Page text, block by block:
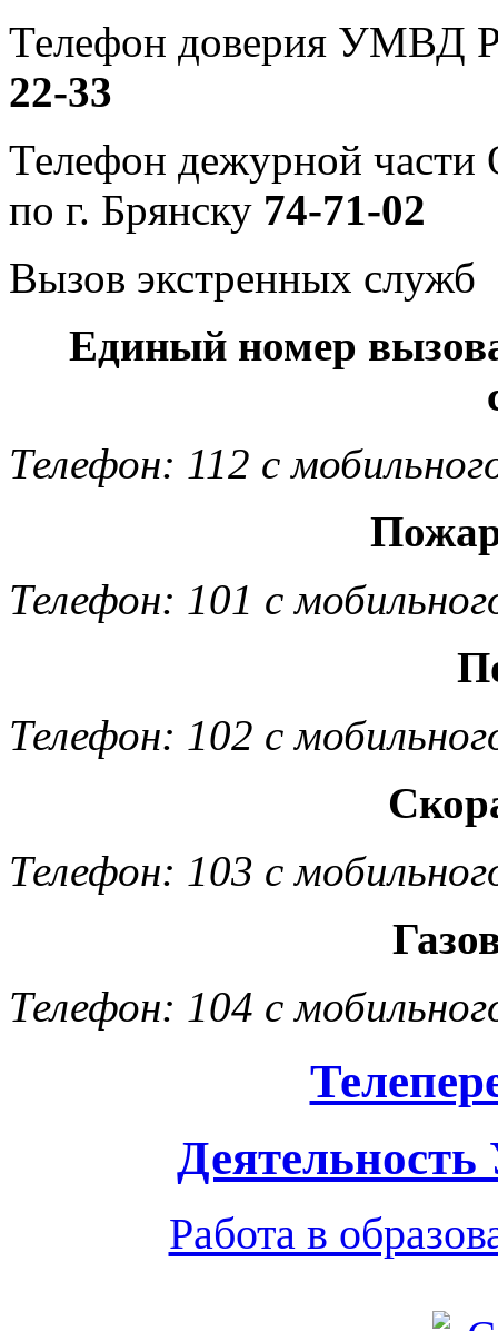
Телефон доверия УМВД
22-33
Телефон дежурной
по г. Брянску 74-71-02
Вызов экстренных служб
Единый номер
Телефон: 112 с
Телефон: 101 с
Телефон: 102 с
Телефон: 103 с
Телефон: 104 с
Работа в